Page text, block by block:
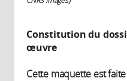
Constitution du
œuvre
Cette maquette est